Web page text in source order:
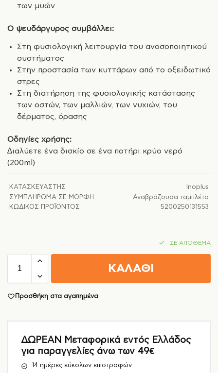
των μυών
Ο ψευδάργυρος συμβάλλει:
Στη φυσιολογική λειτουργία του ανοσοποιητικού
συστήματος
Στην προστασία των κυττάρων από το οξειδωτικό
στρες
Στη διατήρηση της φυσιολογικής κατάστασης
των οστών, των μαλλιών, των νυχιών, του
δέρματος, όρασης
Οδηγίες χρήσης:
∆ιαλύετε ένα δισκίο σε ένα ποτήρι κρύο νερό
(200ml)
ΚΑΤΑΣΚΕΥΑΣΤΉΣ
Inoplus
ΣΥΜΠΛΉΡΩΜΑ ΣΕ ΜΟΡΦΉ
Αναβράζουσα ταμπλέτα
ΚΩΔΙΚΌΣ ΠΡΟΪΌΝΤΟΣ
5200250131553
ΣΕ ΑΠΌΘΕΜΑ
ΚΑΛΑΘΙ
Προσθήκη στα αγαπημένα
ΔΩΡΕΑΝ Μεταφορικά εντός Ελλάδος
για παραγγελίες άνω των 49€
14 ημέρες εύκολων επιστροφών